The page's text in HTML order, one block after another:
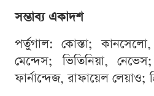
সম্ভাব্য একাদশ
পর্তুগাল: কোস্তা;
মেন্দেস; ভিতিনিয়া,
ফার্নান্দেজ, রাফায়েল লেয়াও;